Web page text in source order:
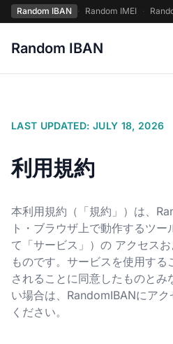
Random IBAN · Random IMEI ·
Random IBAN
LAST UPDATED: JULY 18, 2026
利用規約
本利用規約（「規約」）は、
ト・ブラウザ上で動作するツ
て「サービス」）の アクセス
ものです。サービスを使用す
されることに同意したものと
い場合は、RandomIBANにア
ください。